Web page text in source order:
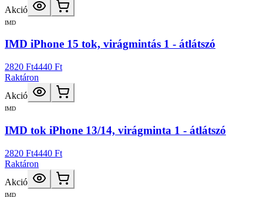
Akció
IMD
IMD iPhone 15 tok, virágmintás 1 - átlátszó
2820 Ft4440 Ft
Raktáron
Akció
IMD
IMD tok iPhone 13/14, virágminta 1 - átlátszó
2820 Ft4440 Ft
Raktáron
Akció
IMD